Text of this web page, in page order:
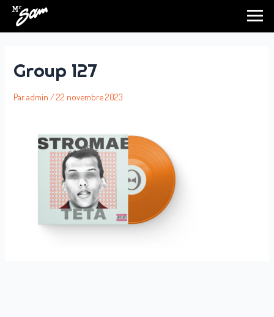
Aller
contenu
Group 127
Paradmin /22 novembre 2023